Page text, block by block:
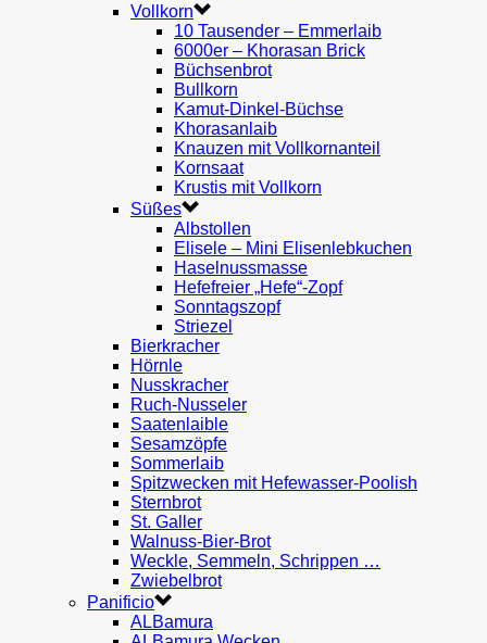
Vollkorn
10 Tausender – Emmerlaib
6000er – Khorasan Brick
Büchsenbrot
Bullkorn
Kamut-Dinkel-Büchse
Khorasanlaib
Knauzen mit Vollkornanteil
Kornsaat
Krustis mit Vollkorn
Süßes
Albstollen
Elisele – Mini Elisenlebkuchen
Haselnussmasse
Hefefreier „Hefe“-Zopf
Sonntagszopf
Striezel
Bierkracher
Hörnle
Nusskracher
Ruch-Nusseler
Saatenlaible
Sesamzöpfe
Sommerlaib
Spitzwecken mit Hefewasser-Poolish
Sternbrot
St. Galler
Walnuss-Bier-Brot
Weckle, Semmeln, Schrippen …
Zwiebelbrot
Panificio
ALBamura